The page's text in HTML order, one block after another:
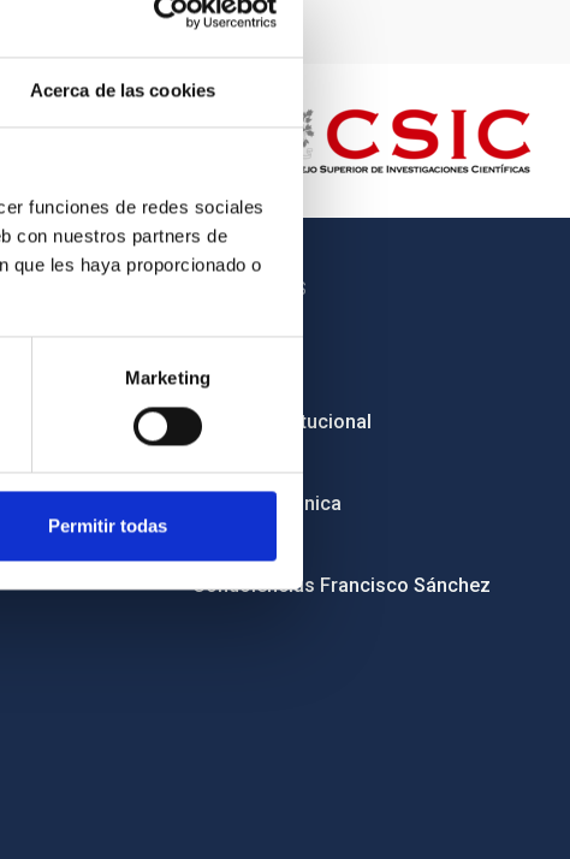
Acerca de las cookies
funciones de redes sociales
con nuestros partners de
que les haya proporcionado o
Marketing
Permitir todas
OTROS ENLACES
Empleo
Licitaciones
Imagen institucional
Sede electrónica
Condolencias Francisco Sánchez